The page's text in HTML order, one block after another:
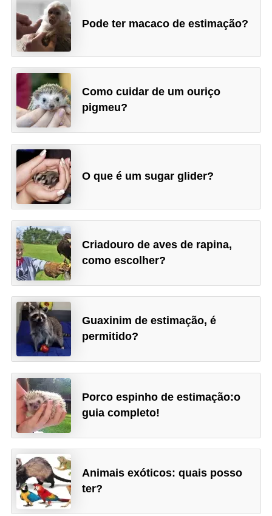
Pode ter macaco de estimação?
Como cuidar de um ouriço
pigmeu?
O que é um sugar glider?
Criadouro de aves de rapina,
como escolher?
Guaxinim de estimação, é
permitido?
Porco espinho de estimação:o
guia completo!
Animais exóticos: quais posso
ter?
e
a
n
i
m
a
i
V
e
t
e
r
i
n
á
r
o
s
e
s
a
ú
d
e
a
n